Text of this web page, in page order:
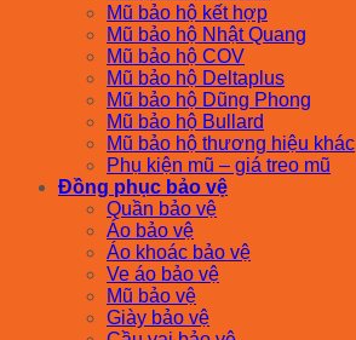
Mũ bảo hộ kết hợp
Mũ bảo hộ Nhật Quang
Mũ bảo hộ COV
Mũ bảo hộ Deltaplus
Mũ bảo hộ Dũng Phong
Mũ bảo hộ Bullard
Mũ bảo hộ thương hiệu khác
Phụ kiện mũ – giá treo mũ
Đồng phục bảo vệ
Quần bảo vệ
Áo bảo vệ
Áo khoác bảo vệ
Ve áo bảo vệ
Mũ bảo vệ
Giày bảo vệ